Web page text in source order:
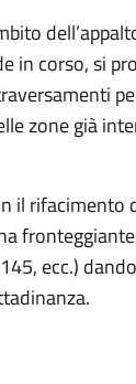
in corso, si
zone già
il
ecc.)